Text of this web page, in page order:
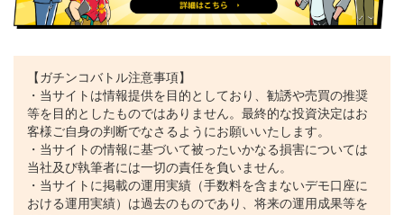
●残り1か月！アツいバトルはまだまだ終わらない！
10月4日から続いている第17回ガチンコバトル。
【ガチンコバトル注意事項】
・当サイトは情報提供を目的としており、勧誘や売買の推奨
等を目的としたものではありません。最終的な投資決定はお
客様ご自身の判断でなさるようにお願いいたします。
・当サイトの情報に基づいて被ったいかなる損害については
当社及び執筆者には一切の責任を負いません。
・当サイトに掲載の運用実績（手数料を含まないデモ口座に
おける運用実績）は過去のものであり、将来の運用成果等を